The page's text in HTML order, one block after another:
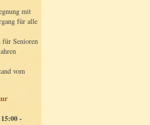
mit
für alle
Senioren
vom
-